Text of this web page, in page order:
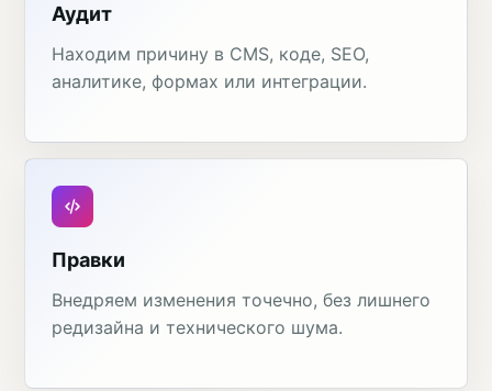
Аудит
Находим причину в CMS, коде, SEO,
аналитике, формах или интеграции.
Правки
Внедряем изменения точечно, без лишнего
редизайна и технического шума.